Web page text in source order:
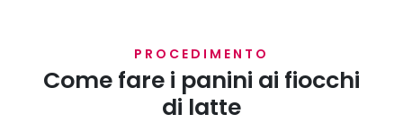
PROCEDIMENTO
Come fare i panini ai fiocchi
di latte